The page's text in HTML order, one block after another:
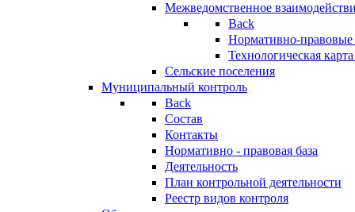
Межведомственное
Back
Нормативно-правовые
Технологическая
Сельские поселения
Муниципальный контроль
Back
Состав
Контакты
Нормативно - правовая база
Деятельность
План контрольной деятельности
Реестр видов контроля